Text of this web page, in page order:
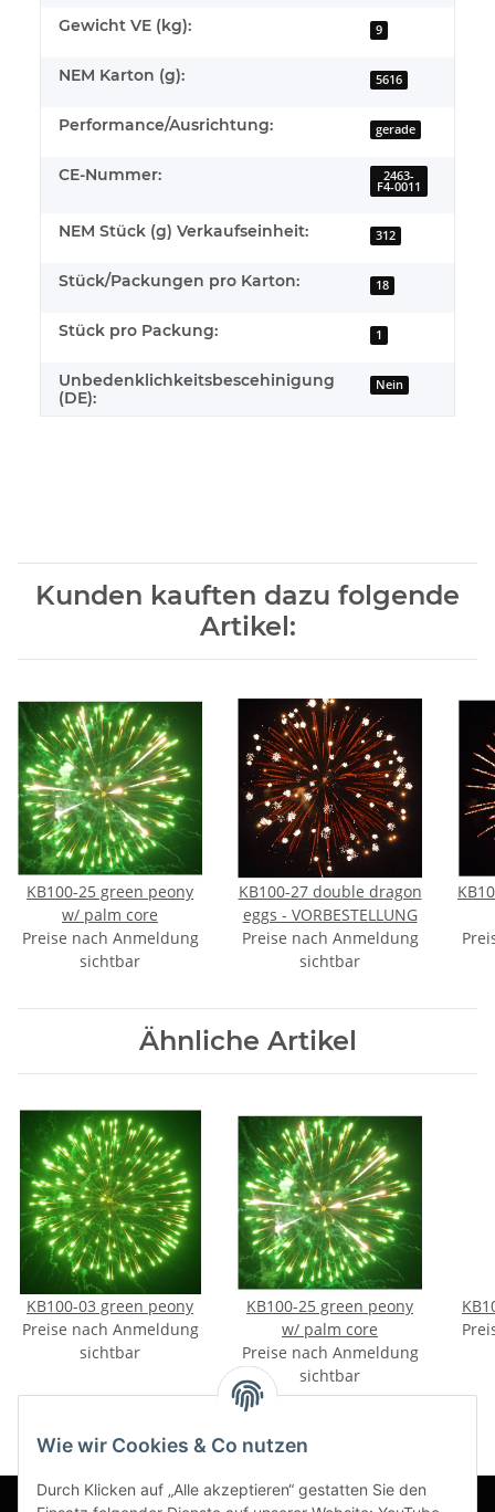
Gewicht VE (kg): 9
NEM Karton (g): 5616
Performance/Ausrichtung: gerade
CE-Nummer: 2463-
F4-0011
NEM Stück (g) Verkaufseinheit: 312
Stück/Packungen pro Karton: 18
Stück pro Packung: 1
Unbedenklichkeitsbescehinigung
(DE):
Nein
Kunden kauften dazu folgende
Artikel:
KB100-25 green peony
w/ palm core
Preise nach Anmeldung
sichtbar
KB100-27 double dragon
eggs - VORBESTELLUNG
Preise nach Anmeldung
sichtbar
Ähnliche Artikel
KB100-03 green peony
Preise nach Anmeldung
sichtbar
KB100-25 green peony
w/ palm core
Preise nach Anmeldung
sichtbar
Wie wir Cookies & Co nutzen
Durch Klicken auf „Alle akzeptieren“ gestatten Sie den